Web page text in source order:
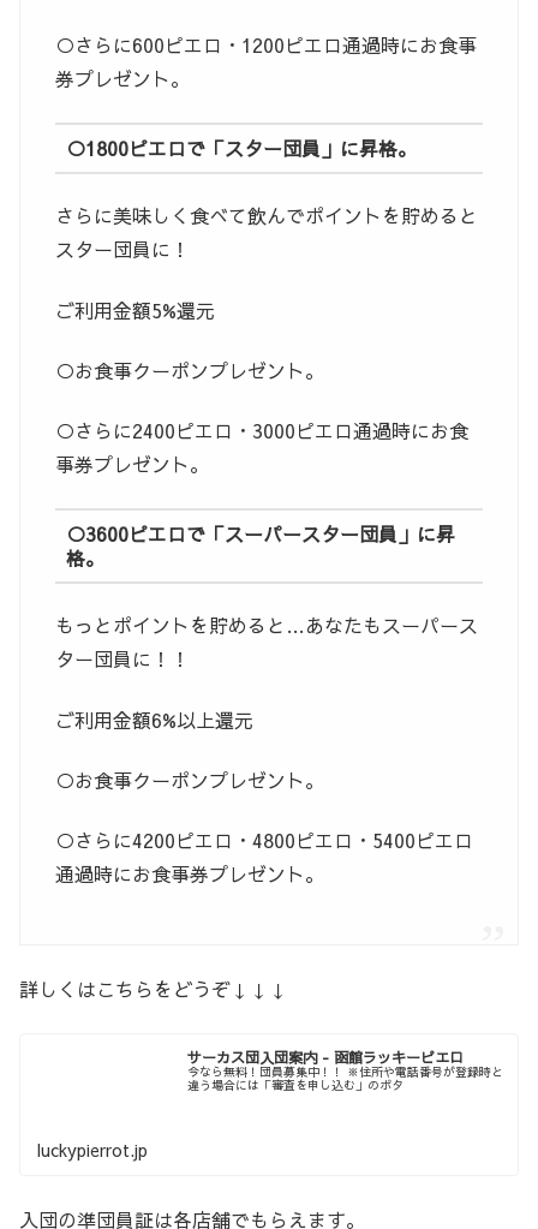
○さらに600ピエロ・1200ピエロ通過時にお食事
券プレゼント。
○1800ピエロで「スター団員」に昇格。
さらに美味しく食べて飲んでポイントを貯めると
スター団員に！
ご利用金額5%還元
○お食事クーポンプレゼント。
○さらに2400ピエロ・3000ピエロ通過時にお食
事券プレゼント。
○3600ピエロで「スーパースター団員」に昇
格。
もっとポイントを貯めると…あなたもスーパース
ター団員に！！
ご利用金額6%以上還元
○お食事クーポンプレゼント。
○さらに4200ピエロ・4800ピエロ・5400ピエロ
通過時にお食事券プレゼント。
詳しくはこちらをどうぞ↓↓↓
サーカス団入団案内 - 函館ラッキーピエロ
今なら無料！団員募集中！！ ※住所や電話番号が登録時と
違う場合には「審査を申し込む」のボタ
luckypierrot.jp
入団の準団員証は各店舗でもらえます。